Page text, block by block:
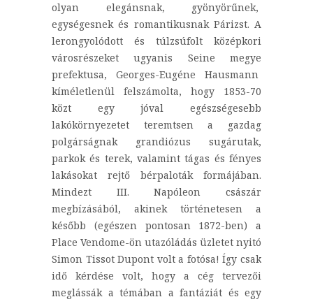
olyan elegánsnak, gyönyörűnek,
egységesnek és romantikusnak Párizst. A
lerongyolódott és túlzsúfolt középkori
városrészeket ugyanis Seine megye
prefektusa, Georges-Eugéne Hausmann
kíméletlenül felszámolta, hogy 1853-70
közt egy jóval egészségesebb
lakókörnyezetet teremtsen a gazdag
polgárságnak grandiózus sugárutak,
parkok és terek, valamint tágas és fényes
lakásokat rejtő bérpaloták formájában.
Mindezt III. Napóleon császár
megbízásából, akinek történetesen a
később (egészen pontosan 1872-ben) a
Place Vendome-ön utazóládás üzletet nyitó
Simon Tissot Dupont volt a fotósa! Így csak
idő kérdése volt, hogy a cég tervezői
meglássák a témában a fantáziát és egy